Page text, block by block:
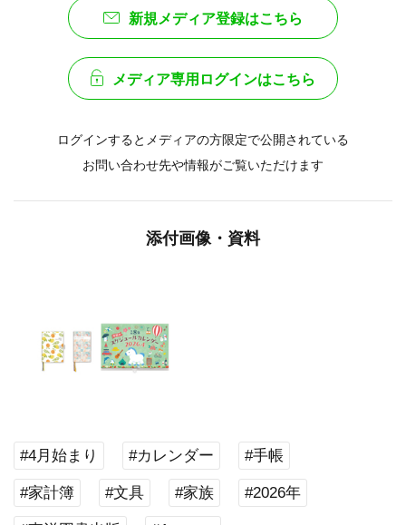
新規メディア登録はこちら
メディア専用ログインはこちら
ログインするとメディアの方限定で公開されている
お問い合わせ先や情報がご覧いただけます
添付画像・資料
#4月始まり #カレンダー #手帳
#家計簿 #文具 #家族 #2026年